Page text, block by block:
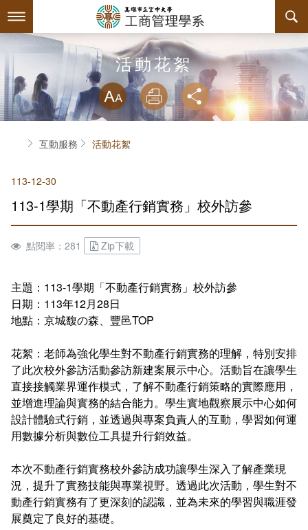
到
要
最新消息
系所簡介
關於本系
本系特色
教育目標與核心能力
系主任介紹
工商系訊
評鑑專區
連絡系辦
諮詢信箱
師資陣容
課程規劃
課程簡介
課程總覽
授課大綱
教材資訊
推廣課程
認證課程
購物中心認證課程
IOPCA認證課程
畢業學分配置
學分抵免及減修申請
課程地圖主頁
專業基礎必選修與領域
互動服務
檔案下載
相關連結
活動花絮
常見問答
組織章程
學會幹部
回空大首頁
活動花絮
略過字型切
放大
列印 分享
首頁互動服務 活動花絮
113-12-30
113-1學期「不動產行銷實務」校外訪參
點閱率：281 Zip下載
主題：113-1學期「不動產行銷實務」校外訪參
日期：113年12月28日
地點：京城馥の森、豐邑TOP
花絮：老師為強化學生對不動產行銷實務的理解，特別安排
了此次校外參訪活動參訪新建案展示中心。活動旨在讓學生
直接接觸業界運作模式，了解不動產行銷策略的實際應用，
並增進理論與實務的結合能力。學生實地觀察展示中心如何
設計體驗式行銷，並透過與專案負責人的互動，學習如何運
用數據分析與數位工具提升行銷效益。
本次不動產行銷實務校外參訪成功讓學生深入了解產業現
況，提升了實務技能與專業視野。透過此次活動，學生對不
動產行銷實務有了更深刻的認識，並為未來的學習與職涯發
展奠定了良好的基礎。